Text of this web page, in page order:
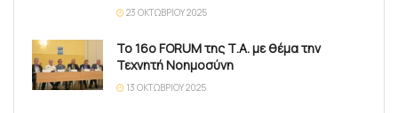
23 ΟΚΤΩΒΡΊΟΥ 2025
Το 16ο FORUM της Τ.Α. με θέμα την
Τεχνητή Νοημοσύνη
13 ΟΚΤΩΒΡΊΟΥ 2025